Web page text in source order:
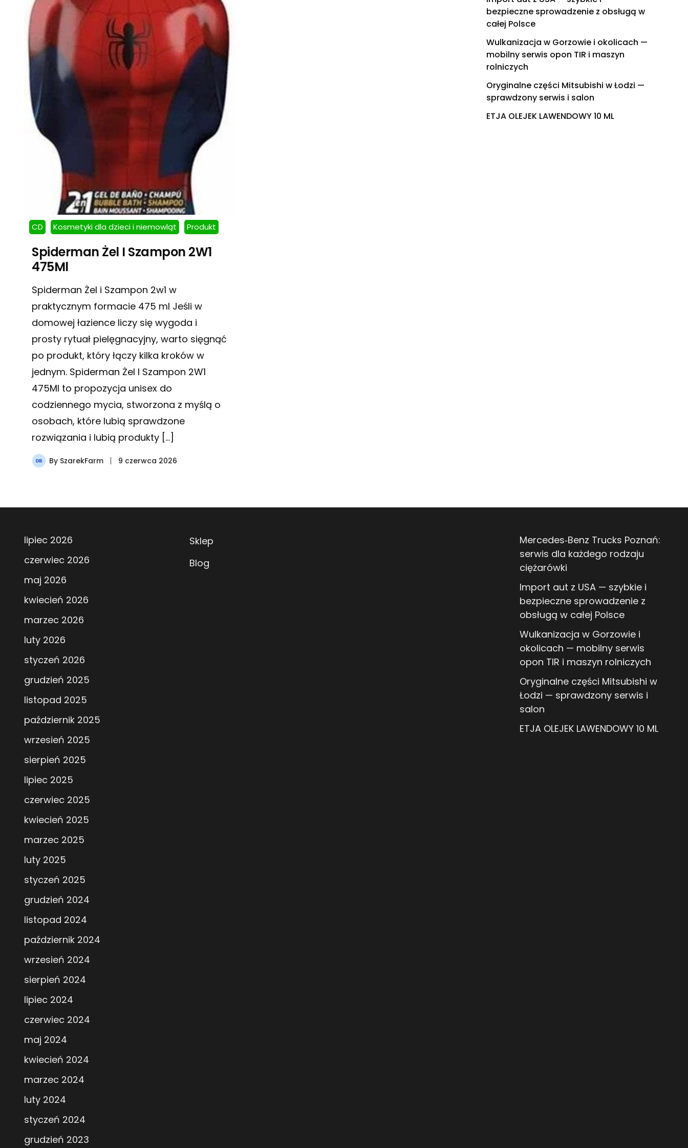
CD Kosmetyki dla dzieci i niemowląt Produkt
Spiderman Żel I Szampon 2W1
475Ml
Spiderman Żel i Szampon 2w1 w
praktycznym formacie 475 ml Jeśli w
domowej łazience liczy się wygoda i
prosty rytuał pielęgnacyjny, warto sięgnąć
po produkt, który łączy kilka kroków w
jednym. Spiderman Żel I Szampon 2W1
475Ml to propozycja unisex do
codziennego mycia, stworzona z myślą o
osobach, które lubią sprawdzone
rozwiązania i lubią produkty […]
By SzarekFarm 9 czerwca 2026
bezpieczne sprowadzenie z obsługą w
całej Polsce
Wulkanizacja w Gorzowie i okolicach —
mobilny serwis opon TIR i maszyn
rolniczych
Oryginalne części Mitsubishi w Łodzi —
sprawdzony serwis i salon
ETJA OLEJEK LAWENDOWY 10 ML
lipiec 2026
czerwiec 2026
maj 2026
kwiecień 2026
marzec 2026
luty 2026
styczeń 2026
grudzień 2025
listopad 2025
październik 2025
wrzesień 2025
sierpień 2025
lipiec 2025
czerwiec 2025
kwiecień 2025
marzec 2025
luty 2025
styczeń 2025
grudzień 2024
listopad 2024
październik 2024
wrzesień 2024
sierpień 2024
lipiec 2024
czerwiec 2024
maj 2024
kwiecień 2024
marzec 2024
luty 2024
styczeń 2024
grudzień 2023
Sklep
Blog
Mercedes‑Benz Trucks Poznań:
serwis dla każdego rodzaju
ciężarówki
Import aut z USA — szybkie i
bezpieczne sprowadzenie z
obsługą w całej Polsce
Wulkanizacja w Gorzowie i
okolicach — mobilny serwis
opon TIR i maszyn rolniczych
Oryginalne części Mitsubishi w
Łodzi — sprawdzony serwis i
salon
ETJA OLEJEK LAWENDOWY 10 ML